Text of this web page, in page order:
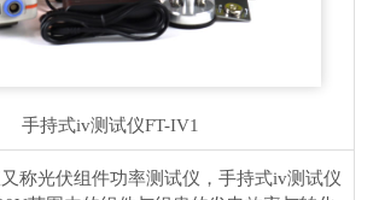
手持式iv测试仪FT-IV1
称光伏组件功率测试仪，手持式iv测试仪